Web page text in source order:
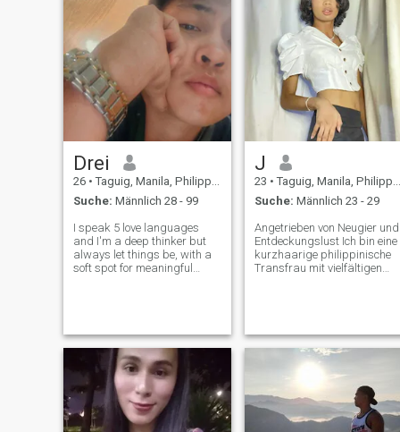
Drei
26 • Taguig, Manila, Philippinen
Suche: Männlich 28 - 99
I speak 5 love languages
and I'm a deep thinker but
always let things be, with a
soft spot for meaningful
someone who values both
peace and adventure.If you
J
23 • Taguig, Manila, Philippinen
Suche: Männlich 23 - 29
Angetrieben von Neugier und
Entdeckungslust Ich bin eine
kurzhaarige philippinische
Transfrau mit vielfältigen
Wenn ich keine Kunstwerke
mache oder mich in einem
Buch verliere, genieße ich
Musik. Außerdem bin ich
nicht nur eine einfache Frau,
ich bin stark und
unabhängig, jemand mit
Klasse und Eleganz. Der